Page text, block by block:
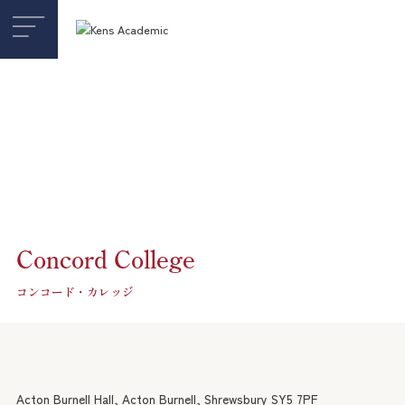
イギリス留学・受験
Study UK
小学生
Concord College
コンコード・カレッジ
Acton Burnell Hall, Acton Burnell, Shrewsbury SY5 7PF